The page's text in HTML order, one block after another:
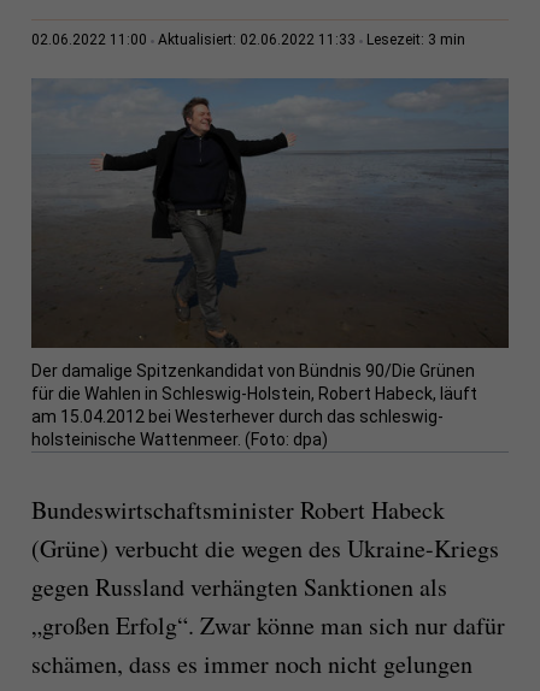
02.06.2022 11:00 Aktualisiert: 02.06.2022 11:33 Lesezeit: 3 min
Der damalige Spitzenkandidat von Bündnis 90/Die Grünen
für die Wahlen in Schleswig-Holstein, Robert Habeck, läuft
am 15.04.2012 bei Westerhever durch das schleswig-
holsteinische Wattenmeer. (Foto: dpa)
Bundeswirtschaftsminister Robert Habeck
(Grüne) verbucht die wegen des Ukraine-Kriegs
gegen Russland verhängten Sanktionen als
„großen Erfolg“. Zwar könne man sich nur dafür
schämen, dass es immer noch nicht gelungen